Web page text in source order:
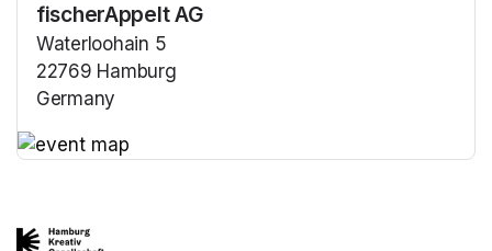
fischerAppelt AG
Waterloohain 5
22769 Hamburg
Germany